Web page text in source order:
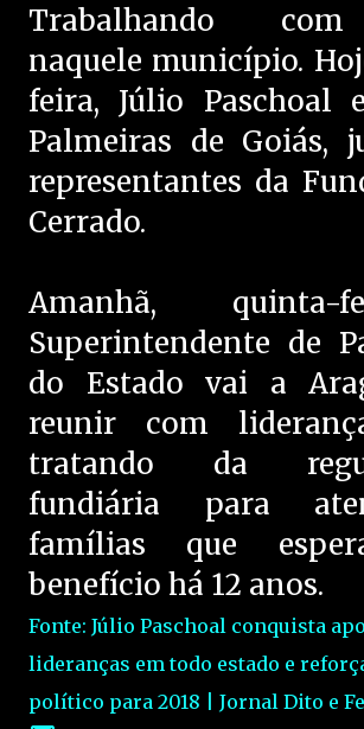
Trabalhando
naquele município.
feira, Júlio Paschoal
Palmeiras de Goiás,
representantes da
Cerrado.
Amanhã,
Superintendente de
do Estado vai a
reunir com
tratando da
fundiária para
famílias que
benefício há 12 anos.
Fonte: Júlio Paschoal conquista
lideranças em todo estado e
político para 2018 | Jornal Dito e